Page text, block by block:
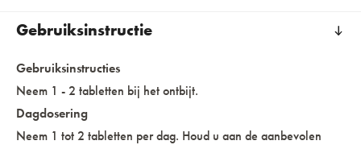
Gebruiksinstructie
Gebruiksinstructies
Neem 1 - 2 tabletten bij het ontbijt.
Dagdosering
Neem 1 tot 2 tabletten per dag. Houd u aan de aanbevolen